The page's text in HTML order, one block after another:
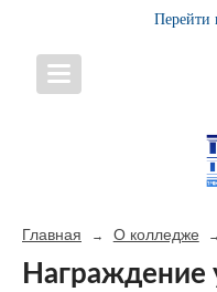
Перейти
Главная → О колледже →
Награждение